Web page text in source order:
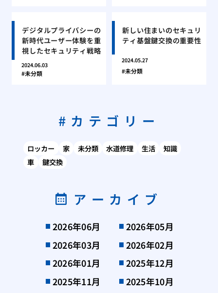
デジタルプライバシーの
新時代ユーザー体験を重
視したセキュリティ戦略
2024.06.03
未分類
新しい住まいのセキュリ
ティ基盤鍵交換の重要性
2024.05.27
未分類
カテゴリー
ロッカー 家 未分類 水道修理 生活
知識
車
鍵交換
アーカイブ
2026年06月
2026年05月
2026年03月
2026年02月
2026年01月
2025年12月
2025年11月
2025年10月